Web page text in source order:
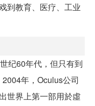
到教育、医疗、工业
纪60年代，但只有到
年，Oculus公司
世界上第一部用於虛